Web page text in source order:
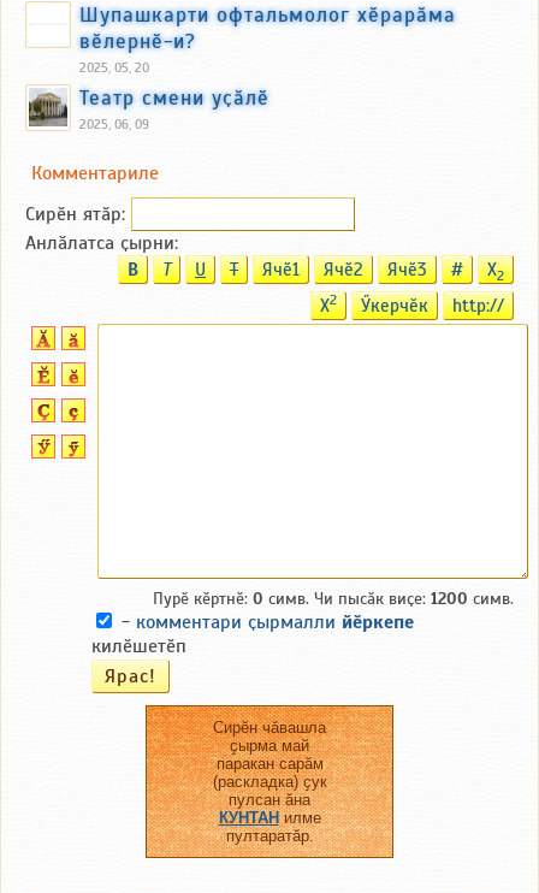
Шупашкарти офтальмолог хӗрарӑма
вӗлернӗ-и?
2025, 05, 20
Театр смени уҫӑлӗ
2025, 06, 09
Комментариле
Сирӗн ятӑp:
Анлӑлатса ҫырни:
B T U T Ячӗ1 Ячӗ2 Ячӗ3 # X2
X2 Ӳкерчӗк http://
Пурӗ кӗртнӗ: 0 симв. Чи пысӑк виҫе: 1200 симв.
- комментари ҫырмалли йӗркепе
килӗшетӗп
Сирӗн чӑвашла
ҫырма май
паракан сарӑм
(раскладка) ҫук
пулсан ӑна
КУНТАНилме
пултаратӑр.